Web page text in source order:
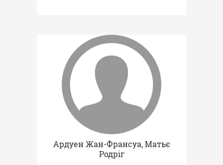
Ардуен Жан-Франсуа, Матьє
Родріг